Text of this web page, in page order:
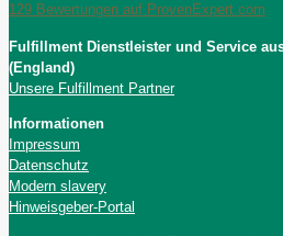
Lufapak GmbH
129 Bewertungen auf ProvenExpert.com
Fulfillment Dienstleister und Service
(England)
Unsere Fulfillment Partner
Informationen
Impressum
Datenschutz
Modern slavery
Hinweisgeber-Portal